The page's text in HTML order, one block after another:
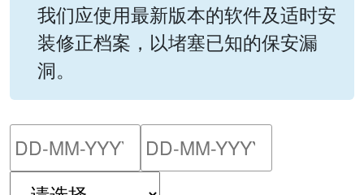
我们应使用最新版本的软件及适时安
装修正档案，以堵塞已知的保安漏
洞。
请输入搜索日期范围的开